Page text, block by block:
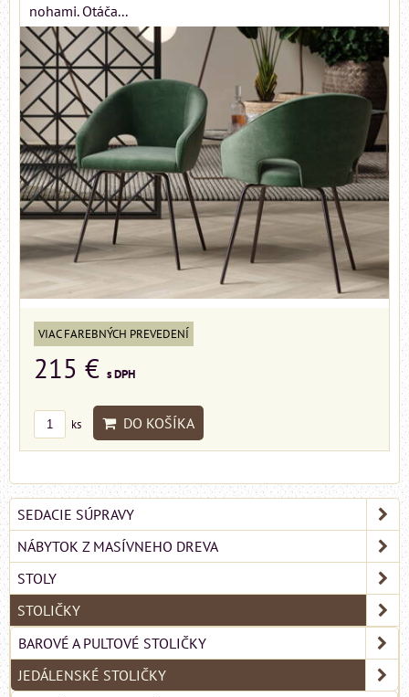
nohami. Otáča...
VIAC FAREBNÝCH PREVEDENÍ
215 € s DPH
ks DO KOŠÍKA
SEDACIE SÚPRAVY
NÁBYTOK Z MASÍVNEHO DREVA
STOLY
STOLIČKY
BAROVÉ A PULTOVÉ STOLIČKY
JEDÁLENSKÉ STOLIČKY